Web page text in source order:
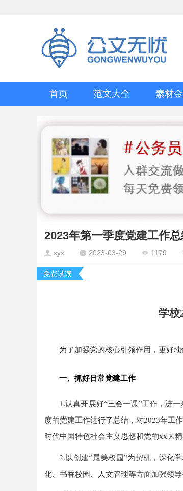
首页 范文大全 素材
2023年第一季度党建工作
xyx 2023-03-29 1179
免费试读
学校
为了加强党的核心引领作用，更好
一、抓好日常党建工作
1.认真开展好“三会一课”工作，进
度的党建工作进行了总结，对2023年工
时代中国特色社会主义思想和党的xx大
2.以创建“最美校园”为契机，深化
化、书香校园、人文管理等方面加强领